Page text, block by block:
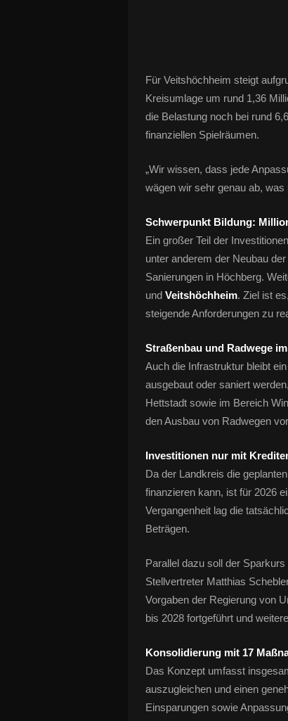
Für Veitshöchheim steigt
Kreisumlage um rund 1,36
die Belastung noch bei rund
finanziellen Spielräumen.
„Wir wissen, dass jede
wägen wir sehr genau ab,
Schwerpunkt Bildung:
Ein großer Teil der
unter anderem der Neubau
Sanierungen in Höchberg.
und Veitshöchheim. Ziel ist
steigende Anforderungen zu
Straßenbau und Radwege
Auch die Infrastruktur bleibt
ausgebaut oder saniert
Hettstadt sowie im Bereich
den Ausbau von Radwegen
Investitionen nur mit
Da der Landkreis die
finanzieren kann, ist für 2026
Vergangenheit lag die
Beträgen.
Parallel dazu soll der
Stellvertreter Matthias
Vorgaben der Regierung von
bis 2028 fortgeführt und
Konsolidierung mit 17
Das Konzept umfasst
auszugleichen und einen
Einsparungen sowie